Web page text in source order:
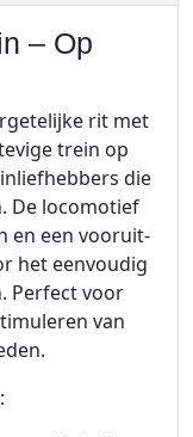
– Op
rit met
trein op
die
De locomotief
en een vooruit-
het eenvoudig
Perfect voor
van